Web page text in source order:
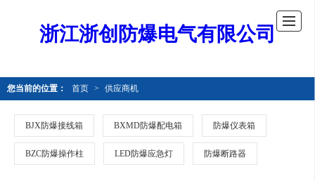
浙江浙创防爆电气有限公司
您当前的位置： 首页 > 供应商机
BJX防爆接线箱 BXMD防爆配电箱 防爆仪表箱
BZC防爆操作柱 LED防爆应急灯 防爆断路器